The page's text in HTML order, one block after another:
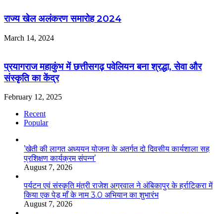
राज्य खेल अलंकरण समारोह 2024
March 14, 2024
प्रयागराज महाकुंभ में छत्तीसगढ़ पवेलियन बना श्रद्धा, सेवा और
संस्कृति का केंद्र
February 12, 2025
Recent
Popular
’खेती की लागत अध्ययन योजना के अतर्गत दो दिवसीय कार्यशाला सह
प्रशिक्षण कार्यक्रम संपन्न’
August 7, 2026
पर्यटन एवं संस्कृति मंत्री राजेश अग्रवाल ने अंबिकापुर के हर्राटिकरा में
किया एक पेड़ माँ के नाम 3.0 अभियान का शुभारंभ
August 7, 2026